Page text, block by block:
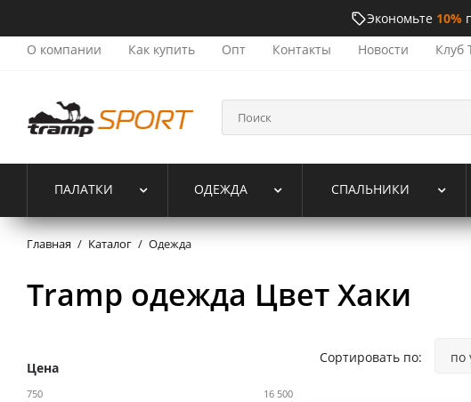
Экономьте 10%
О компании
Как купить Опт Контакты Новости Клуб
ПАЛАТКИ ОДЕЖДА СПАЛЬНИКИ
Главная / Каталог / Одежда
Tramp одежда Цвет Хаки
Цена
750 16 500
Сортировать по: